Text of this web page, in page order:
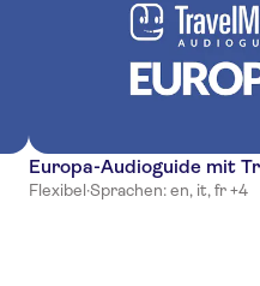
Europa-Audioguide mit
Flexibel·Sprachen: en, it, fr +4